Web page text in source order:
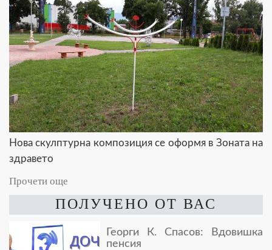
Нова скулптурна композиция се оформя в Зоната на
здравето
Прочети още
ПОЛУЧЕНО ОТ ВАС
Георги К. Спасов: Вдовишка
пенсия